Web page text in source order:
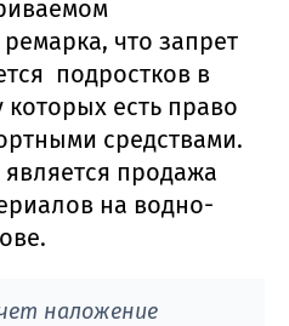
что запрет
подростков в
которых есть право
средствами.
продажа
на водно-
наложение